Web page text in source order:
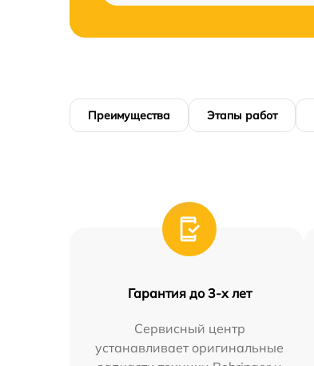
Преимущества Этапы работ
Гарантия до 3-х лет
Сервисный центр
устанавливает оригинальные